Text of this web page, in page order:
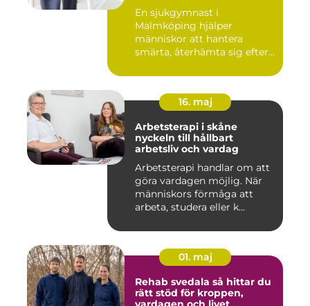
En sjukgymnast i
Malmköping hjälper
människor att hantera
smärta, återhämta sig efter
16. maj
Arbetsterapi i skåne
nyckeln till hållbart
arbetsliv och vardag
Arbetsterapi handlar om att
göra vardagen möjlig. När
människors förmåga att
arbeta, studera eller k...
01. maj
Rehab svedala så hittar du
rätt stöd för kroppen,